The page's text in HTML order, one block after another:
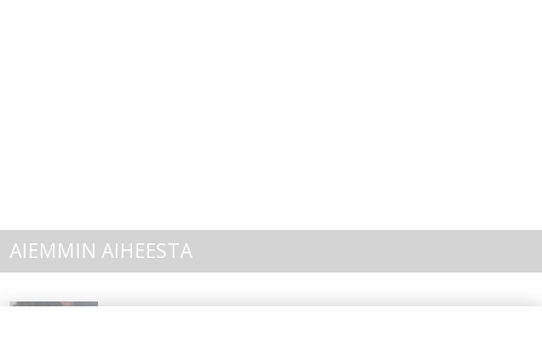
AIEMMIN AIHEESTA
Terveisiä eduskuntaan